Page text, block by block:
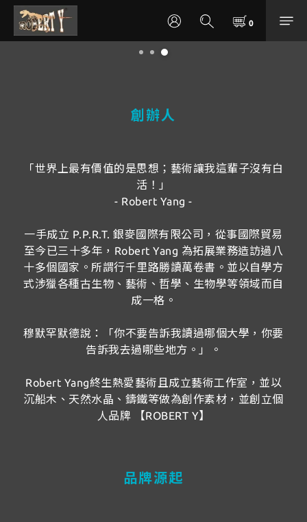
創辦人
「世界上最有價值的是思想；藝術讓我這輩子沒有白
活！」
- Robert Yang -
一手成立 P.P.R.T. 銀麥國際有限公司，從事國際貿易
至今已三十多年，Robert Yang 為拓展業務造訪過八
十多個國家。所謂行千里路勝讀萬卷書。並以自學方
式涉獵各種古生物、藝術、哲學、生物學等領域而自
成一格。
穆默罕默德說：「你不要告訴我讀過哪個大學，你要
告訴我去過哪些地方。」。
Robert Yang終生熱愛藝術且成立藝術工作室，並以
沉船木、天然水晶、鑄鐵等做為創作素材，並創立個
人品牌 【ROBERT Y】
品牌源起